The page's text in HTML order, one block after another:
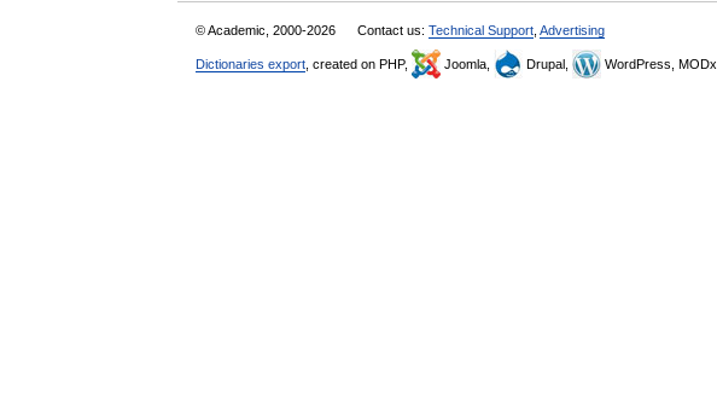
© Academic, 2000-2026 Contact us: Technical Support Advertising
Dictionaries export , created on PHP, Joomla, Drupal, WordPress, MODx.